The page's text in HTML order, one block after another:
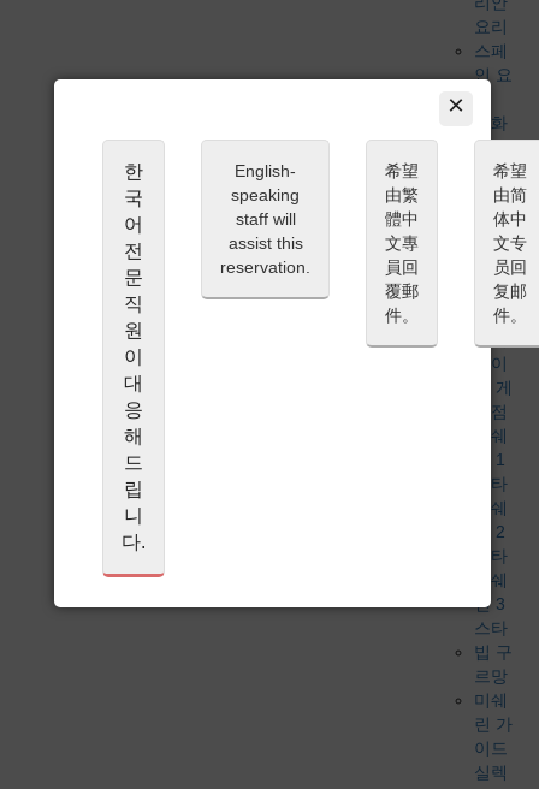
요리
스페
인 요
중화
요리
게 요
베지
테리
언 /
비건
식사 조건
가이
드 게
재점
미쉐
린 1
스타
미쉐
린 2
스타
미쉐
린 3
스타
빕 구
르망
미쉐
린 가
이드
실렉
×
한
국
어
전
문
직
원
이
대
응
해
드
립
니
다.
English-
speaking
staff will
assist this
reservation.
希望
由繁
體中
文專
員回
覆郵
件。
希望
由简
体中
文专
员回
复邮
件。